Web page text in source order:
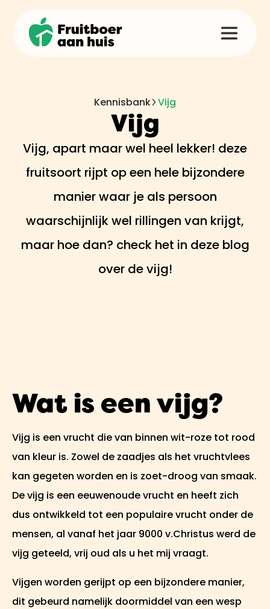
Kennisbank Vijg
Vijg
Vijg, apart maar wel heel lekker! deze
fruitsoort rijpt op een hele bijzondere
manier waar je als persoon
waarschijnlijk wel rillingen van krijgt,
maar hoe dan? check het in deze blog
over de vijg!
Wat is een vijg?
Vijg is een vrucht die van binnen wit-roze tot rood
van kleur is. Zowel de zaadjes als het vruchtvlees
kan gegeten worden en is zoet-droog van smaak.
De vijg is een eeuwenoude vrucht en heeft zich
dus ontwikkeld tot een populaire vrucht onder de
mensen, al vanaf het jaar 9000 v.Christus werd de
vijg geteeld, vrij oud als u het mij vraagt.
Vijgen worden gerijpt op een bijzondere manier,
dit gebeurd namelijk doormiddel van een wesp